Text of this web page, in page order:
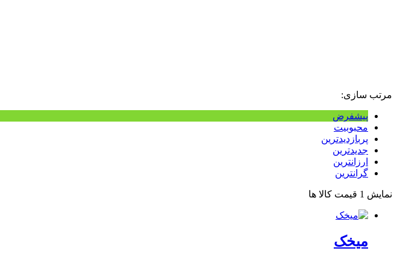
مرتب سازی:
پیشفرض
محبوبیت
پربازدیدترین
جدیدترین
ارزانترین
گرانترین
نمایش 1 قیمت کالا ها
میخک